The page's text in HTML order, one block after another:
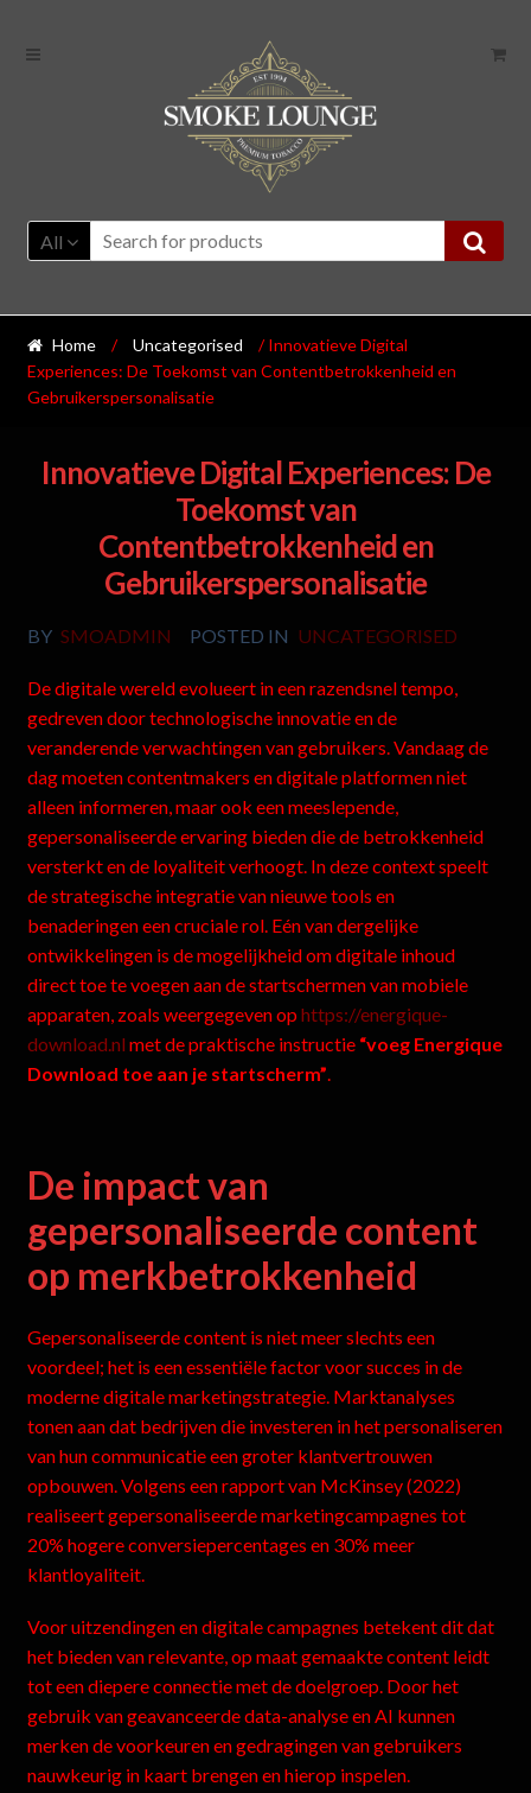
All
Home / Uncategorised
/ Innovatieve Digital
Experiences: De Toekomst van Contentbetrokkenheid en
Gebruikerspersonalisatie
Innovatieve Digital Experiences: De
Toekomst van
Contentbetrokkenheid en
Gebruikerspersonalisatie
BY SMOADMIN POSTED IN UNCATEGORISED
De digitale wereld evolueert in een razendsnel tempo,
gedreven door technologische innovatie en de
veranderende verwachtingen van gebruikers. Vandaag de
dag moeten contentmakers en digitale platformen niet
alleen informeren, maar ook een meeslepende,
gepersonaliseerde ervaring bieden die de betrokkenheid
versterkt en de loyaliteit verhoogt. In deze context speelt
de strategische integratie van nieuwe tools en
benaderingen een cruciale rol. Eén van dergelijke
ontwikkelingen is de mogelijkheid om digitale inhoud
direct toe te voegen aan de startschermen van mobiele
apparaten, zoals weergegeven op https://energique-
download.nl met de praktische instructie “voeg Energique
Download toe aan je startscherm”.
De impact van
gepersonaliseerde content
op merkbetrokkenheid
Gepersonaliseerde content is niet meer slechts een
voordeel; het is een essentiële factor voor succes in de
moderne digitale marketingstrategie. Marktanalyses
tonen aan dat bedrijven die investeren in het personaliseren
van hun communicatie een groter klantvertrouwen
opbouwen. Volgens een rapport van McKinsey (2022)
realiseert gepersonaliseerde marketingcampagnes tot
20% hogere conversiepercentages en 30% meer
klantloyaliteit.
Voor uitzendingen en digitale campagnes betekent dit dat
het bieden van relevante, op maat gemaakte content leidt
tot een diepere connectie met de doelgroep. Door het
gebruik van geavanceerde data-analyse en AI kunnen
merken de voorkeuren en gedragingen van gebruikers
nauwkeurig in kaart brengen en hierop inspelen.